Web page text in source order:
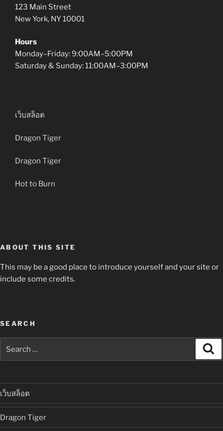
123 Main Street
New York, NY 10001
Hours
Monday–Friday: 9:00AM–5:00PM
Saturday & Sunday: 11:00AM–3:00PM
เว็บสล็อต
Dragon Tiger
Dragon Tiger
Hot to Burn
ABOUT THIS SITE
This may be a good place to introduce yourself and your site or
include some credits.
SEARCH
for:
เว็บสล็อต
Dragon Tiger